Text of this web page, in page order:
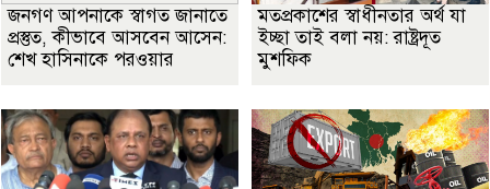
জনগণ আপনাকে স্বাগত জানাতে
প্রস্তুত, কীভাবে আসবেন আসেন:
শেখ হাসিনাকে পরওয়ার
মতপ্রকাশের স্বাধীনতার অর্থ যা
ইচ্ছা তাই বলা নয়: রাষ্ট্রদূত
মুশফিক